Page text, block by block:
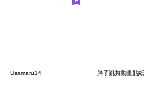
Usamaru14 胖子跳舞動畫貼紙